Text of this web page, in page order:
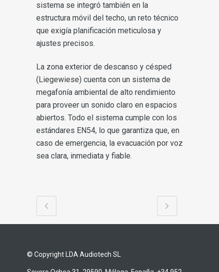
sistema se integró también en la
estructura móvil del techo, un reto técnico
que exigía planificación meticulosa y
ajustes precisos.
La zona exterior de descanso y césped
(Liegewiese) cuenta con un sistema de
megafonía ambiental de alto rendimiento
para proveer un sonido claro en espacios
abiertos. Todo el sistema cumple con los
estándares EN54, lo que garantiza que, en
caso de emergencia, la evacuación por voz
sea clara, inmediata y fiable.
© Copyright LDA Audiotech SL